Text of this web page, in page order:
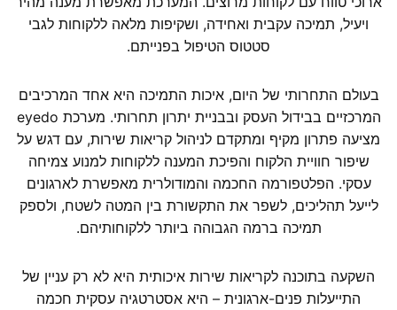
ויעיל, תמיכה עקבית ואחידה, ושקיפות מלאה ללקוחות לגבי
סטטוס הטיפול בפנייתם.
בעולם התחרותי של היום, איכות התמיכה היא אחד המרכיבים
המרכזיים בבידול העסק ובבניית יתרון תחרותי. מערכת eyedo
מציעה פתרון מקיף ומתקדם לניהול קריאות שירות, עם דגש על
שיפור חוויית הלקוח והפיכת המענה ללקוחות למנוע צמיחה
עסקי. הפלטפורמה החכמה והמודולרית מאפשרת לארגונים
לייעל תהליכים, לשפר את התקשורת בין המטה לשטח, ולספק
תמיכה ברמה הגבוהה ביותר ללקוחותיהם.
השקעה בתוכנה לקריאות שירות איכותית היא לא רק עניין של
התייעלות פנים-ארגונית – היא אסטרטגיה עסקית חכמה